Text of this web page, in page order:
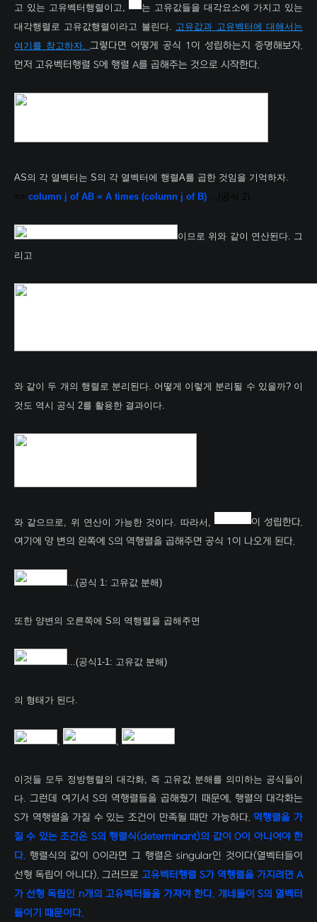
고 있는 고유벡터행렬이고,
는 고유값들을 대각요소에 가지고 있는
대각행렬로 고유값행렬이라고 불린다. 고유값과 고유벡터에 대해서는
여기를 참고하자. 그렇다면 어떻게 공식 1이 성립하는지 증명해보자.
먼저 고유벡터행렬 S에 행렬 A를 곱해주는 것으로 시작한다.
AS의 각 열벡터는 S의 각 열벡터에 행렬A를 곱한 것임을 기억하자.
column j of AB = A times (column j of B)
이므로 위와 같이 연산된다. 그
리고
와 같이 두 개의 행렬로 분리된다. 어떻게 이렇게 분리될 수 있을까? 이
것도 역시 공식 2를 활용한 결과이다.
와 같으므로, 위 연산이 가능한 것이다. 따라서,
이 성립한다.
여기에 양 변의 왼쪽에 S의 역행렬을 곱해주면 공식 1이 나오게 된다.
...(공식 1: 고유값 분해)
또한 양변의 오른쪽에 S의 역행렬을 곱해주면
...(공식1-1: 고유값 분해)
의 형태가 된다.
, ,
이것들 모두 정방행렬의 대각화, 즉 고유값 분해를 의미하는 공식들이
다.그런데 여기서 S의 역행렬들을 곱해줬기 때문에, 행렬의 대각화는
S가 역행렬을 가질 수 있는 조건이 만족될 때만 가능하다. 역행렬을 가
질 수 있는 조건은 S의 행렬식(determinant)의 값이 0이 아니어야 한
다. 행렬식의 값이 0이라면 그 행렬은 singular인 것이다(열벡터들이
선형 독립이 아니다). 그러므로 고유벡터행렬 S가 역행렬을 가지려면 A
가 선형 독립인 n개의 고유벡터들을 가져야 한다. 걔네들이 S의 열벡터
들이기 때문이다.